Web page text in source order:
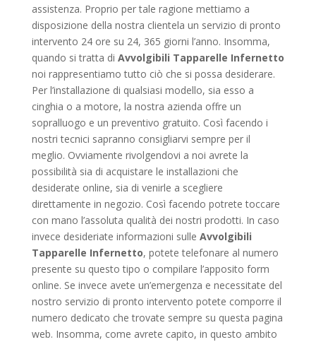
assistenza. Proprio per tale ragione mettiamo a
disposizione della nostra clientela un servizio di pronto
intervento 24 ore su 24, 365 giorni l’anno. Insomma,
quando si tratta di Avvolgibili Tapparelle Infernetto
noi rappresentiamo tutto ciò che si possa desiderare.
Per l’installazione di qualsiasi modello, sia esso a
cinghia o a motore, la nostra azienda offre un
sopralluogo e un preventivo gratuito. Così facendo i
nostri tecnici sapranno consigliarvi sempre per il
meglio. Ovviamente rivolgendovi a noi avrete la
possibilità sia di acquistare le installazioni che
desiderate online, sia di venirle a scegliere
direttamente in negozio. Così facendo potrete toccare
con mano l’assoluta qualità dei nostri prodotti. In caso
invece desideriate informazioni sulle Avvolgibili
Tapparelle Infernetto, potete telefonare al numero
presente su questo tipo o compilare l’apposito form
online. Se invece avete un’emergenza e necessitate del
nostro servizio di pronto intervento potete comporre il
numero dedicato che trovate sempre su questa pagina
web. Insomma, come avrete capito, in questo ambito